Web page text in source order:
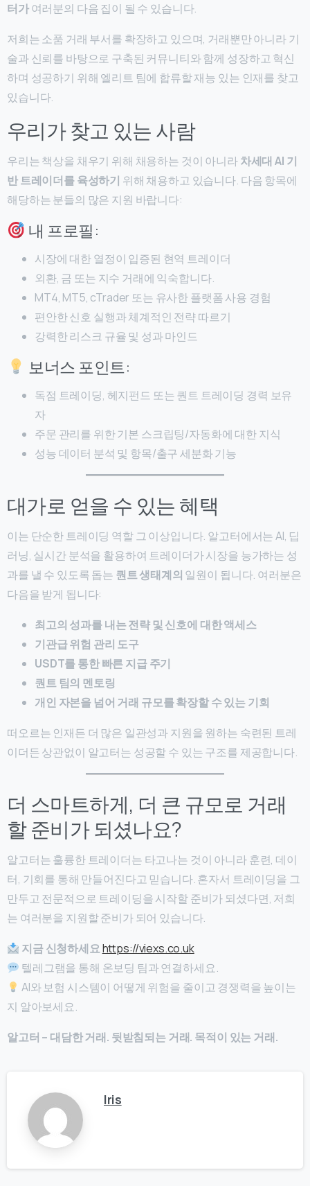
터가여러분의 다음 집이 될 수 있습니다.
저희는 소품 거래 부서를 확장하고 있으며, 거래뿐만 아니라 기
술과 신뢰를 바탕으로 구축된 커뮤니티와 함께 성장하고 혁신
하며 성공하기 위해 엘리트 팀에 합류할 재능 있는 인재를 찾고
있습니다.
우리가 찾고 있는 사람
우리는 책상을 채우기 위해 채용하는 것이 아니라차세대 AI 기
반 트레이더를 육성하기 위해 채용하고 있습니다. 다음 항목에
해당하는 분들의 많은 지원 바랍니다:
내 프로필:
시장에 대한 열정이 입증된 현역 트레이더
외환, 금 또는 지수 거래에 익숙합니다.
MT4, MT5, cTrader 또는 유사한 플랫폼 사용 경험
편안한 신호 실행과 체계적인 전략 따르기
강력한 리스크 규율 및 성과 마인드
보너스 포인트:
독점 트레이딩, 헤지펀드 또는 퀀트 트레이딩 경력 보유
자
주문 관리를 위한 기본 스크립팅/자동화에 대한 지식
성능 데이터 분석 및 항목/출구 세분화 기능
대가로 얻을 수 있는 혜택
이는 단순한 트레이딩 역할 그 이상입니다. 알고터에서는 AI, 딥
러닝, 실시간 분석을 활용하여 트레이더가 시장을 능가하는 성
과를 낼 수 있도록 돕는 퀀트 생태계의 일원이 됩니다. 여러분은
다음을 받게 됩니다:
최고의 성과를 내는 전략 및 신호에 대한 액세스
기관급 위험 관리 도구
USDT를 통한 빠른 지급 주기
퀀트 팀의 멘토링
개인 자본을 넘어 거래 규모를 확장할 수 있는 기회
떠오르는 인재든 더 많은 일관성과 지원을 원하는 숙련된 트레
이더든 상관없이 알고터는 성공할 수 있는 구조를 제공합니다.
더 스마트하게, 더 큰 규모로 거래
할 준비가 되셨나요?
알고터는 훌륭한 트레이더는 타고나는 것이 아니라 훈련, 데이
터, 기회를 통해 만들어진다고 믿습니다. 혼자서 트레이딩을 그
만두고 전문적으로 트레이딩을 시작할 준비가 되셨다면, 저희
는 여러분을 지원할 준비가 되어 있습니다.
지금 신청하세요https://viexs.co.uk
텔레그램을 통해 온보딩 팀과 연결하세요.
AI와 보험 시스템이 어떻게 위험을 줄이고 경쟁력을 높이는
지 알아보세요.
알고터 – 대담한 거래. 뒷받침되는 거래. 목적이 있는 거래.
Iris